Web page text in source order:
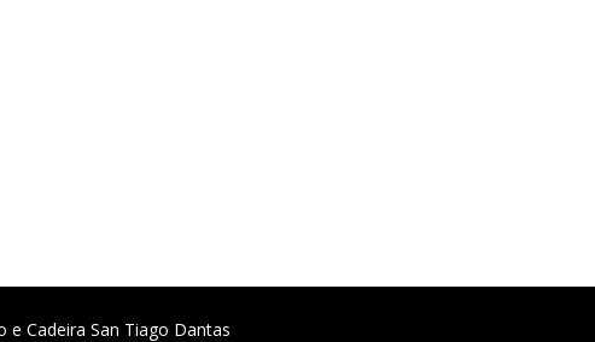
Cadeira San Tiago Dantas